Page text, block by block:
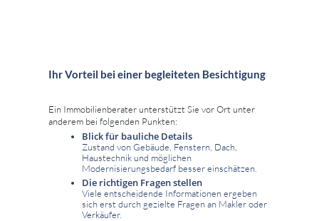
Ihr Vorteil bei einer begleiteten Besichtigung
Ein Immobilienberater unterstützt Sie vor Ort unter
anderem bei folgenden Punkten:
Blick für bauliche Details
Zustand von Gebäude, Fenstern, Dach,
Haustechnik und möglichen
Modernisierungsbedarf besser einschätzen.
Die richtigen Fragen stellen
Viele entscheidende Informationen ergeben
sich erst durch gezielte Fragen an Makler oder
Verkäufer.